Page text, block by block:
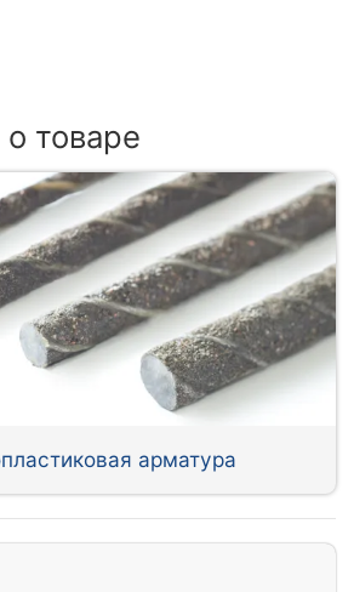
товаре
арматура